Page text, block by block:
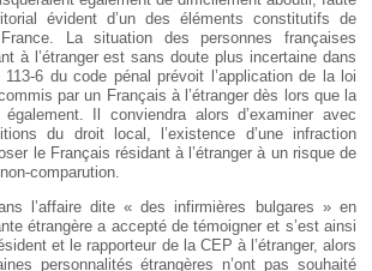
évident d’un des éléments constitutifs de
La situation des personnes françaises
à l’étranger est sans doute plus incertaine dans
113-6 du code pénal prévoit l’application de la loi
par un Français à l’étranger dès lors que la
Il conviendra alors d’examiner avec
du droit local, l’existence d’une infraction
le Français résidant à l’étranger à un risque de
comparution.
l’affaire dite « des infirmières bulgares » en
étrangère a accepté de témoigner et s’est ainsi
et le rapporteur de la CEP à l’étranger, alors
personnalités étrangères n’ont pas souhaité